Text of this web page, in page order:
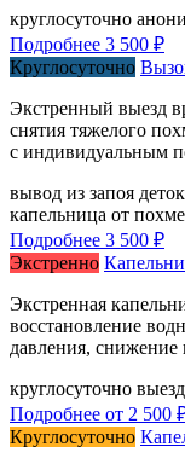
круглосуточно
Подробнее 3 500 ₽
Круглосуточно
Экстренный выезд
снятия тяжелого
с индивидуальным
вывод из запоя
капельница от
Подробнее 3 500 ₽
Экстренно
Экстренная
восстановление
давления, снижение
круглосуточно
Подробнее от 2 500
Круглосуточно